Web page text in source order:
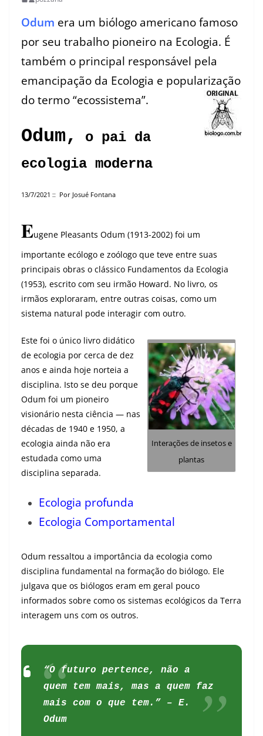
Odum era um biólogo americano famoso
por seu trabalho pioneiro na Ecologia. É
também o principal responsável pela
emancipação da Ecologia e popularização
do termo “ecossistema”.
Odum,
o pai da
ecologia moderna
13/7/2021 :: Por Josué Fontana
Eugene Pleasants Odum (1913-2002) foi um
importante ecólogo e zoólogo que teve entre suas
principais obras o clássico Fundamentos da Ecologia
(1953), escrito com seu irmão Howard. No livro, os
irmãos exploraram, entre outras coisas, como um
sistema natural pode interagir com outro.
Interações de insetos e
plantas
Este foi o único livro didático
de ecologia por cerca de dez
anos e ainda hoje norteia a
disciplina. Isto se deu porque
Odum foi um pioneiro
visionário nesta ciência — nas
décadas de 1940 e 1950, a
ecologia ainda não era
estudada como uma
disciplina separada.
Ecologia profunda
Ecologia Comportamental
Odum ressaltou a importância da ecologia como
disciplina fundamental na formação do biólogo. Ele
julgava que os biólogos eram em geral pouco
informados sobre como os sistemas ecológicos da Terra
interagem uns com os outros.
“O futuro pertence, não a
quem tem mais, mas a quem faz
mais com o que tem.” – E.
Odum